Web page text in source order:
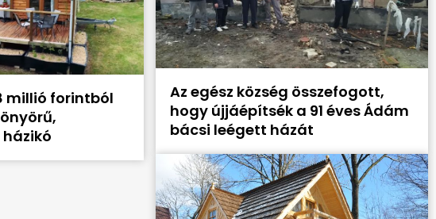
millió forintból
Az egész község összefogott,
hogy újjáépítsék a 91 éves Ádám
bácsi leégett házát